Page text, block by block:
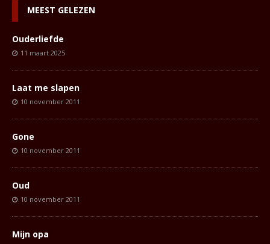
MEEST GELEZEN
Ouderliefde
11 maart 2025
Laat me slapen
10 november 2011
Gone
10 november 2011
Oud
10 november 2011
Mijn opa